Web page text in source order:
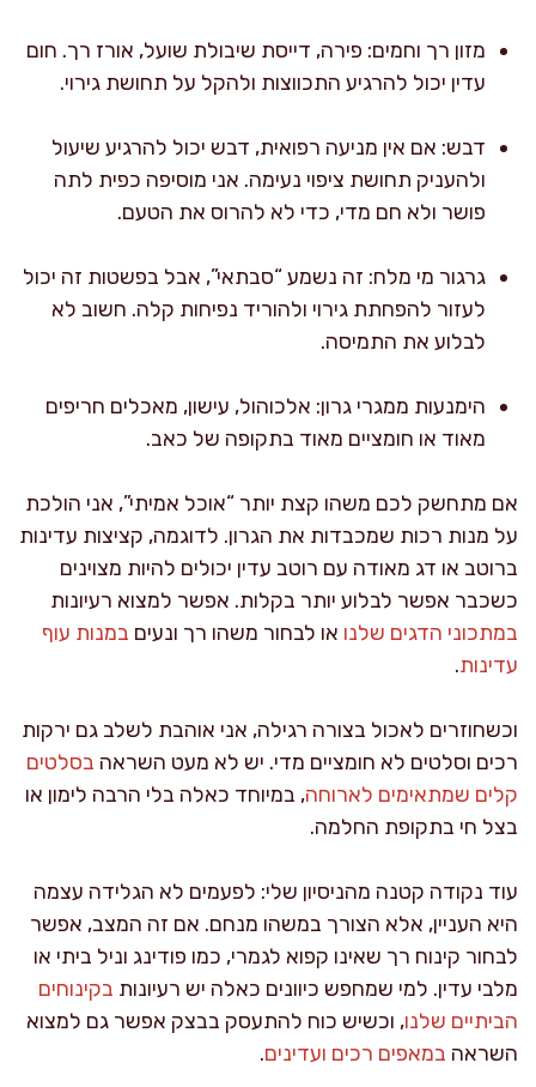
מזון רך וחמים: פירה, דייסת שיבולת שועל, אורז רך. חום
עדין יכול להרגיע התכווצות ולהקל על תחושת גירוי.
דבש: אם אין מניעה רפואית, דבש יכול להרגיע שיעול
ולהעניק תחושת ציפוי נעימה. אני מוסיפה כפית לתה
פושר ולא חם מדי, כדי לא להרוס את הטעם.
גרגור מי מלח: זה נשמע “סבתאי”, אבל בפשטות זה יכול
לעזור להפחתת גירוי ולהוריד נפיחות קלה. חשוב לא
לבלוע את התמיסה.
הימנעות ממגרי גרון: אלכוהול, עישון, מאכלים חריפים
מאוד או חומציים מאוד בתקופה של כאב.
אם מתחשק לכם משהו קצת יותר “אוכל אמיתי”, אני הולכת
על מנות רכות שמכבדות את הגרון. לדוגמה, קציצות עדינות
ברוטב או דג מאודה עם רוטב עדין יכולים להיות מצוינים
כשכבר אפשר לבלוע יותר בקלות. אפשר למצוא רעיונות
במתכוני הדגים שלנו או לבחור משהו רך ונעים במנות עוף
עדינות.
וכשחוזרים לאכול בצורה רגילה, אני אוהבת לשלב גם ירקות
רכים וסלטים לא חומציים מדי. יש לא מעט השראה בסלטים
קלים שמתאימים לארוחה, במיוחד כאלה בלי הרבה לימון או
בצל חי בתקופת החלמה.
עוד נקודה קטנה מהניסיון שלי: לפעמים לא הגלידה עצמה
היא העניין, אלא הצורך במשהו מנחם. אם זה המצב, אפשר
לבחור קינוח רך שאינו קפוא לגמרי, כמו פודינג וניל ביתי או
מלבי עדין. למי שמחפש כיוונים כאלה יש רעיונות בקינוחים
הביתיים שלנו, וכשיש כוח להתעסק בבצק אפשר גם למצוא
השראה במאפים רכים ועדינים.